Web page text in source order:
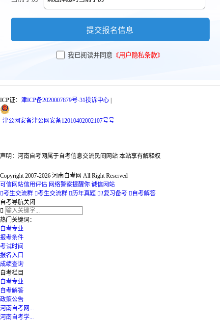
提交报名信息
我已阅读并同意 《用户隐私条款》
ICP证： 津ICP备2020007879号-31投诉中心
津公网安备津公网安备12010402002107号号
声明：河南自考网属于自考信息交流民间网站 本站享有解释权
Copyright 2007-2026 河南自考网 All Right Reserved
可信网站信用评估 网络警察提醒你 诚信网站
考生交流群 考生交流群 历年真题 1复习备考  自考解答
自考导航关闭

热门关键词：
自考专业
报考条件
考试时间
报名入口
成绩查询
自考栏目
自考专业
自考解答
政策公告
河南自考网...
河南自考学...